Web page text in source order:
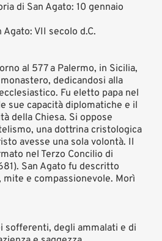
di San Agato: 10 gennaio
VII secolo d.C.
al 577 a Palermo, in Sicilia,
dedicandosi alla
Fu eletto papa nel
sue capacità diplomatiche e il
della Chiesa. Si oppose
una dottrina cristologica
avesse una sola volontà. Il
nel Terzo Concilio di
San Agato fu descritto
mite e compassionevole. Morì
sofferenti, degli ammalati e di